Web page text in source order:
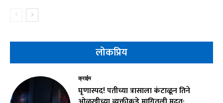
लोकप्रिय
क्राईम
घृणास्पद! पतीच्या त्रासाला कंटाळून तिने